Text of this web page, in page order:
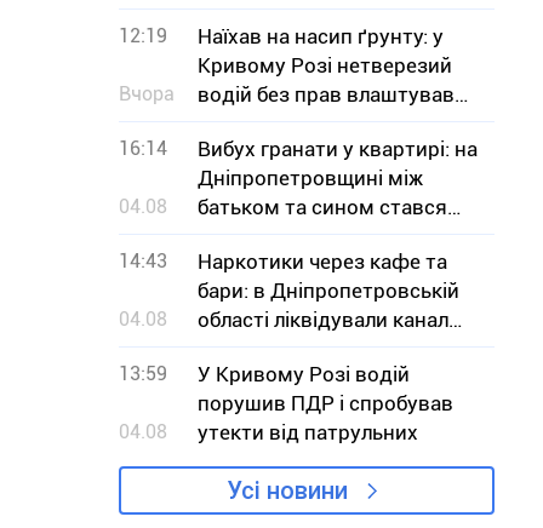
затримали нетверезого
чоловіка
12:19
Вчора
Наїхав на насип ґрунту: у
Кривому Розі нетверезий
водій без прав влаштував
ДТП
16:14
04.08
Вибух гранати у квартирі: на
Дніпропетровщині між
батьком та сином стався
конфлікт
14:43
04.08
Наркотики через кафе та
бари: в Дніпропетровській
області ліквідували канал
збуту кратому
13:59
04.08
У Кривому Розі водій
порушив ПДР і спробував
утекти від патрульних
Усі новини